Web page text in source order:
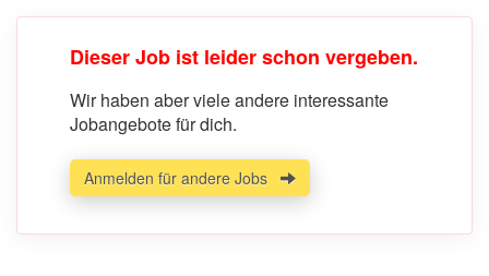
Dieser Job ist leider schon vergeben.
Wir haben aber viele andere interessante
Jobangebote für dich.
Anmelden für andere Jobs